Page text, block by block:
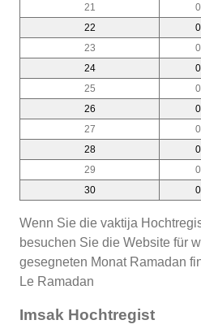
21
22
23
24
25
26
27
28
29
30
Wenn Sie die vaktija
besuchen Sie die Website für
gesegneten Monat Ramadan
Le Ramadan
Imsak Hochtregist